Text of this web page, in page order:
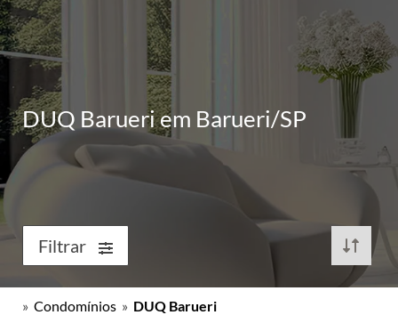
DUQ Barueri em Barueri/SP
Filtrar
» Condomínios » DUQ Barueri